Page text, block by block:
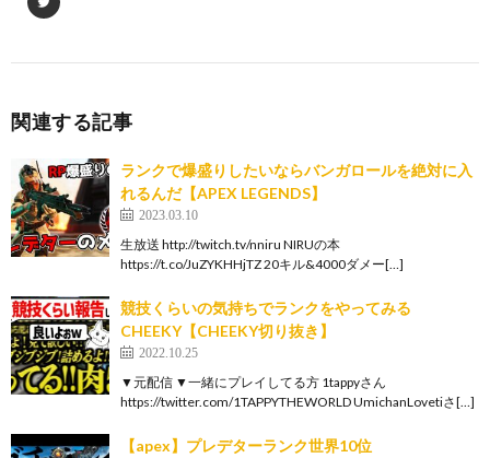
関連する記事
ランクで爆盛りしたいならバンガロールを絶対に入
れるんだ【APEX LEGENDS】
2023.03.10
生放送 http://twitch.tv/nniru NIRUの本
https://t.co/JuZYKHHjTZ 20キル&4000ダメー[…]
競技くらいの気持ちでランクをやってみる
CHEEKY【CHEEKY切り抜き】
2022.10.25
▼元配信 ▼一緒にプレイしてる方 1tappyさん
https://twitter.com/1TAPPYTHEWORLD UmichanLovetiさ[…]
【apex】プレデターランク世界10位